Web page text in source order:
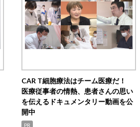
CAR T細胞療法はチーム医療だ！
医療従事者の情熱、患者さんの思い
を伝えるドキュメンタリー動画を公
開中
PR